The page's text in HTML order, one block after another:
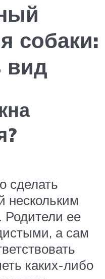
собаки:
вид
сделать
нескольким
ее
а сам
каких-либо